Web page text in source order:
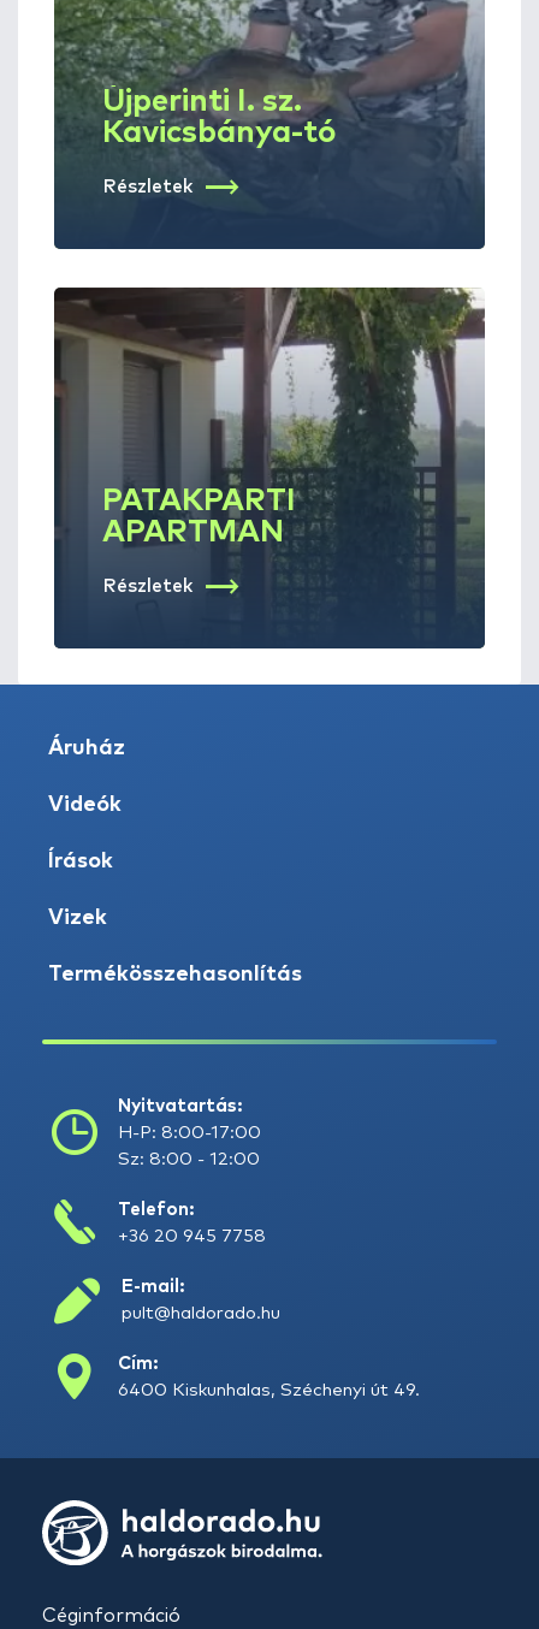
Újperinti I. sz.
Kavicsbánya-tó
Részletek
PATAKPARTI
APARTMAN
Részletek
Áruház
Videók
Írások
Vizek
Termékösszehasonlítás
Nyitvatartás:
H-P: 8:00-17:00
Sz: 8:00 - 12:00
Telefon:
+36 20 945 7758
E-mail:
pult@haldorado.hu
Cím:
6400 Kiskunhalas, Széchenyi út 49.
Céginformáció